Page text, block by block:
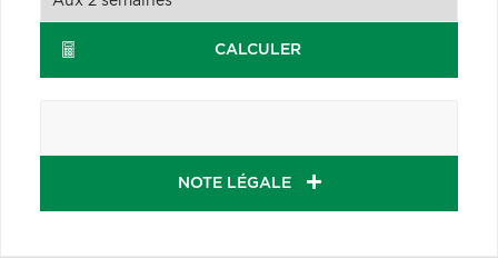
CALCULER
NOTE LÉGALE